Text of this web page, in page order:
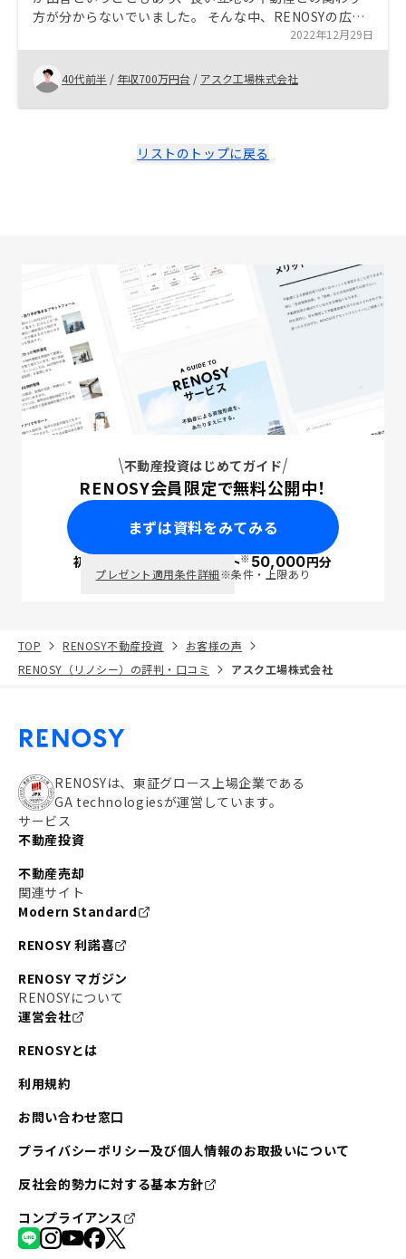
方が分からないでいました。 そんな中、RENOSYの広告
を見て、資料請求したことが、はじまりでした。 私が
感じたRENOSYの強みは過去のデータを元にした、AIを
駆使した物件の選定にあると思います。 個人の考えに偏
らず、データに基づいている事は、私にとってはとても
信頼出来るサービスとはんだんしました。 担当の方の
まで1か月もかかりませんでした。
2022年12月29日
40代前半 / 年収700万円台 / アスク工場株式会社
リストのトップに戻る
不動産投資はじめてガイド
RENOSY会員限定で無料公開中！
まずは資料をみてみる
初回面談で ポイント※50,000円分
プレゼント適用条件詳細※条件・上限あり
TOP RENOSY不動産投資
お客様の声
RENOSY（リノシー）の評判・口コミ
アスク工場株式会社
RENOSYは、東証グロース上場企業である
GA technologiesが運営しています。
サービス
不動産投資
不動産売却
関連サイト
Modern Standard
RENOSY 利諾喜
RENOSY マガジン
RENOSYについて
運営会社
RENOSYとは
利用規約
お問い合わせ窓口
プライバシーポリシー及び個人情報のお取扱いについて
反社会的勢力に対する基本方針
コンプライアンス